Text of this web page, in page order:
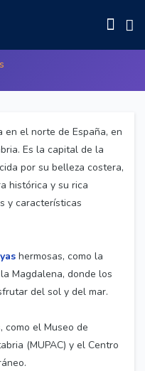
en el norte de España, en
Es la capital de la
por su belleza costera,
histórica y su rica
y características
hermosas, como la
Magdalena, donde los
del sol y del mar.
como el Museo de
(MUPAC) y el Centro